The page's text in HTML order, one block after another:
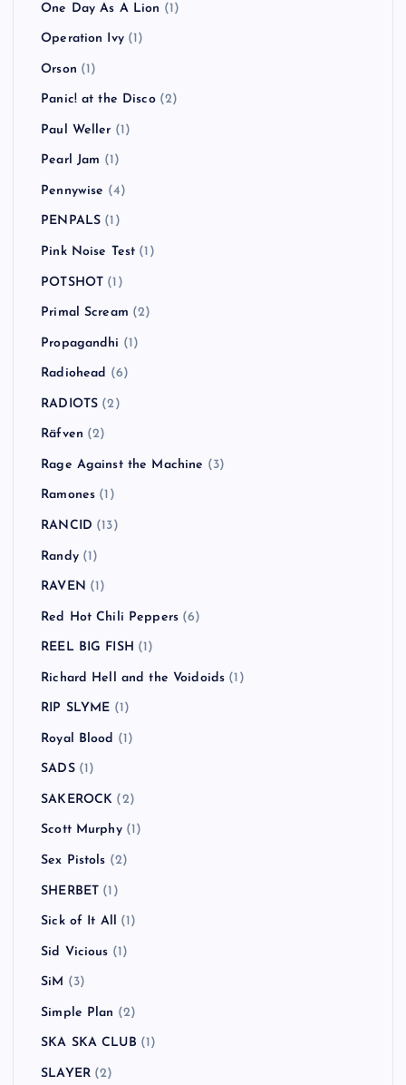
One Day As A Lion (1)
Operation Ivy(1)
Orson (1)
Panic! at the Disco(2)
Paul Weller (1)
Pearl Jam (1)
Pennywise (4)
PENPALS (1)
Pink Noise Test (1)
POTSHOT (1)
Primal Scream (2)
Propagandhi (1)
Radiohead (6)
RADIOTS (2)
Räfven (2)
Rage Against the Machine (3)
Ramones (1)
RANCID (13)
Randy(1)
RAVEN (1)
Red Hot Chili Peppers (6)
REEL BIG FISH (1)
Richard Hell and the Voidoids (1)
RIP SLYME (1)
Royal Blood (1)
SADS(1)
SAKEROCK (2)
Scott Murphy(1)
Sex Pistols (2)
SHERBET (1)
Sick of It All (1)
Sid Vicious (1)
SiM (3)
Simple Plan (2)
SKA SKA CLUB (1)
SLAYER(2)